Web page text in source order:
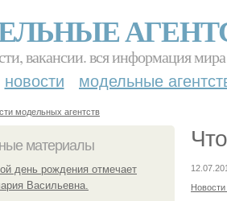
вакансии. вся информация
новости модельные
модельных агентств
материалы
день рождения отмечает
Васильевна.